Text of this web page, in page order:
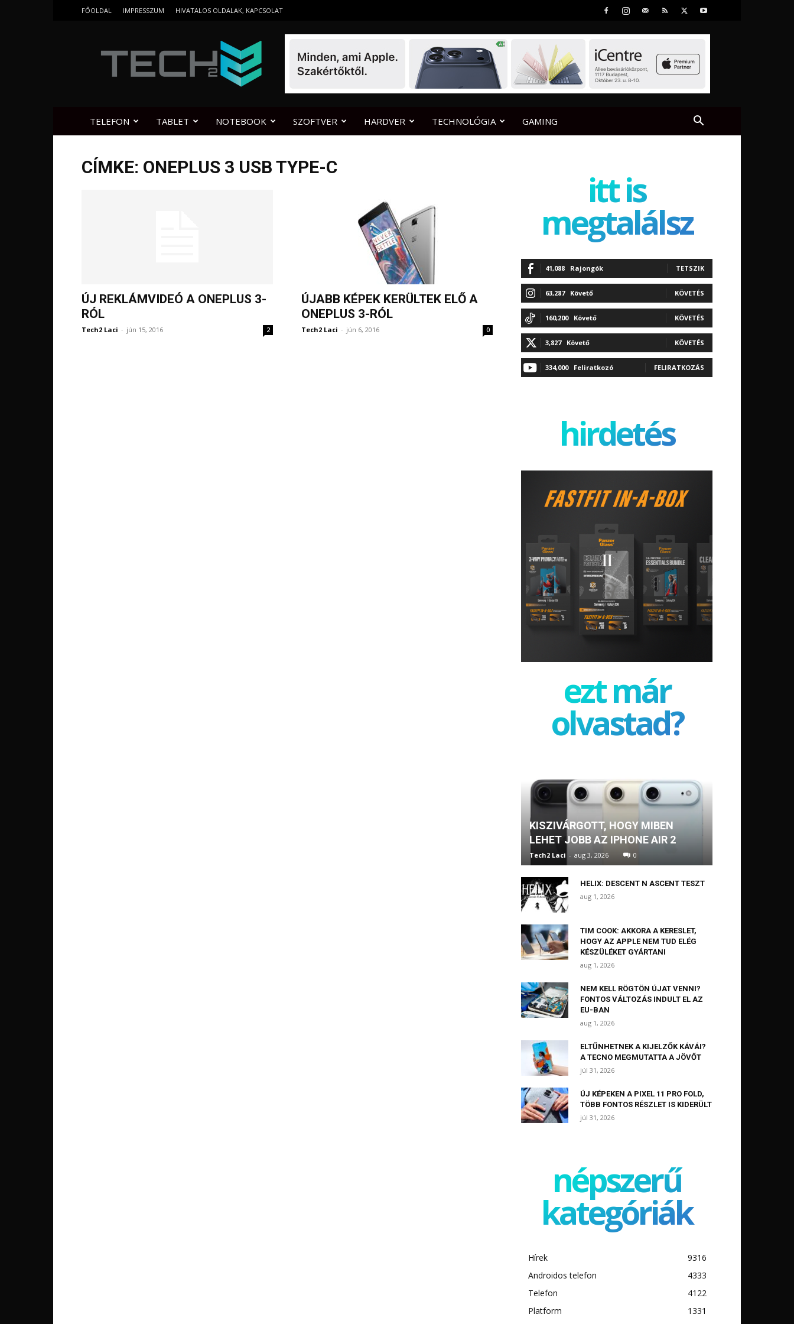
FŐOLDAL IMPRESSZUM HIVATALOS OLDALAK, KAPCSOLAT
TELEFON TABLET NOTEBOOK SZOFTVER HARDVER TECHNOLÓGIA GAMING
CÍMKE: ONEPLUS 3 USB TYPE-C
ÚJ REKLÁMVIDEÓ A ONEPLUS 3-
RÓL
Tech2 Laci - jún 15, 2016 2
ÚJABB KÉPEK KERÜLTEK ELŐ A
ONEPLUS 3-RÓL
Tech2 Laci - jún 6, 2016 0
itt is
megtalálsz
41,088 Rajongók TETSZIK
63,287 Követő KÖVETÉS
160,200 Követő KÖVETÉS
3,827 Követő KÖVETÉS
334,000 Feliratkozó FELIRATKOZÁS
hirdetés
ezt már
olvastad?
KISZIVÁRGOTT, HOGY MIBEN
LEHET JOBB AZ IPHONE AIR 2
Tech2 Laci - aug 3, 2026 0
HELIX: DESCENT N ASCENT TESZT
aug 1, 2026
TIM COOK: AKKORA A KERESLET,
HOGY AZ APPLE NEM TUD ELÉG
KÉSZÜLÉKET GYÁRTANI
aug 1, 2026
NEM KELL RÖGTÖN ÚJAT VENNI?
FONTOS VÁLTOZÁS INDULT EL AZ
EU-BAN
aug 1, 2026
ELTŰNHETNEK A KIJELZŐK KÁVÁI?
A TECNO MEGMUTATTA A JÖVŐT
júl 31, 2026
ÚJ KÉPEKEN A PIXEL 11 PRO FOLD,
TÖBB FONTOS RÉSZLET IS KIDERÜLT
júl 31, 2026
népszerű
kategóriák
Hírek
9316
Androidos telefon
4333
Telefon
4122
Platform
1331